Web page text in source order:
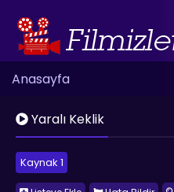
Anasayfa
Yaralı Keklik
Kaynak 1